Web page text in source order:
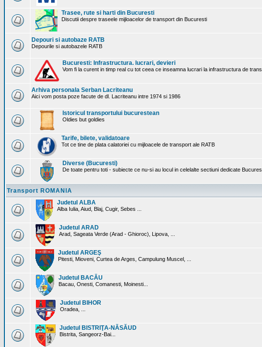
Trasee, rute si harti din Bucuresti
Discutii despre traseele mijloacelor de transport din Bucuresti
Depouri si autobaze RATB
Depourile si autobazele RATB
Bucuresti: Infrastructura. lucrari, devieri
Vom fi la curent in timp real cu tot ceea ce inseamna lucrari la infrastructura de
Arhiva personala Serban Lacriteanu
Aici vom posta poze facute de dl. Lacriteanu intre 1974 si 1986
Istoricul transportului bucurestean
Oldies but goldies
Tarife, bilete, validatoare
Tot ce tine de plata calatoriei cu mijloacele de transport ale RATB
Diverse (Bucuresti)
De toate pentru toti - subiecte ce nu-si au locul in celelalte sectiuni dedicate
Transport ROMANIA
Judetul ALBA
Alba Iulia, Aiud, Blaj, Cugir, Sebes ...
Judetul ARAD
Arad, Sageata Verde (Arad - Ghioroc), Lipova, ...
Judetul ARGEŞ
Pitesti, Mioveni, Curtea de Arges, Campulung Muscel, ...
Judetul BACĂU
Bacau, Onesti, Comanesti, Moinesti...
Judetul BIHOR
Oradea, ...
Judetul BISTRIŢA-NĂSĂUD
Bistrita, Sangeorz-Bai...